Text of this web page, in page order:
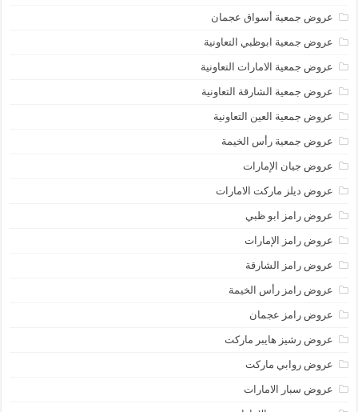
عروض جمعية أسواق عجمان
عروض جمعية ابوظبي التعاونية
عروض جمعية الامارات التعاونية
عروض جمعية الشارقة التعاونية
عروض جمعية العين التعاونية
عروض جمعية رأس الخيمة
عروض جيان الإمارات
عروض ديلز ماركت الامارات
عروض رامز ابو ظبي
عروض رامز الإمارات
عروض رامز الشارقة
عروض رامز رأس الخيمة
عروض رامز عجمان
عروض رشيز هايبر ماركت
عروض روابي ماركت
عروض سبار الامارات